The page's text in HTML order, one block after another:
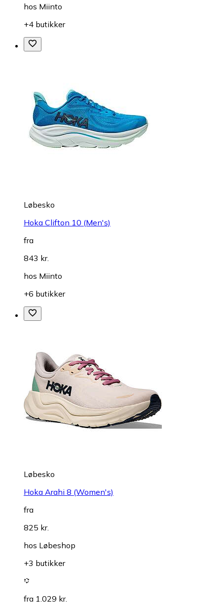
hos Miinto
+4 butikker
Løbesko
Hoka Clifton 10 (Men's)
fra
843 kr.
hos Miinto
+6 butikker
Løbesko
Hoka Arahi 8 (Women's)
fra
825 kr.
hos Løbeshop
+3 butikker
fra 1.029 kr.